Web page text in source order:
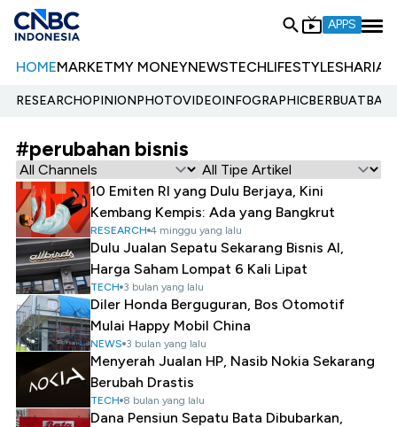
APPS
HOMEMARKETMY MONEYNEWSTECHLIFESTYLESHARIA
RESEARCHOPINIONPHOTOVIDEOINFOGRAPHIC
#perubahan bisnis
10 Emiten RI yang Dulu Berjaya, Kini
Kembang Kempis: Ada yang Bangkrut
RESEARCH 4 minggu yang lalu
Dulu Jualan Sepatu Sekarang Bisnis AI,
Harga Saham Lompat 6 Kali Lipat
TECH 3 bulan yang lalu
Diler Honda Berguguran, Bos Otomotif
Mulai Happy Mobil China
NEWS 3 bulan yang lalu
Menyerah Jualan HP, Nasib Nokia Sekarang
Berubah Drastis
TECH 8 bulan yang lalu
Dana Pensiun Sepatu Bata Dibubarkan,